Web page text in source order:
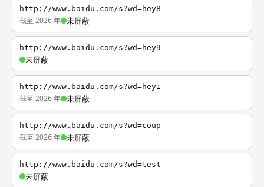
http://www.baidu.com/s?wd=hey8
截至 2026 年 未屏蔽
http://www.baidu.com/s?wd=hey9
未屏蔽
http://www.baidu.com/s?wd=hey1
截至 2026 年 未屏蔽
http://www.baidu.com/s?wd=coup
截至 2026 年 未屏蔽
http://www.baidu.com/s?wd=test
未屏蔽